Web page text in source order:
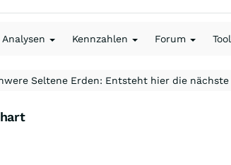
Kennzahlen Forum
Seltene Erden: Entsteht hier die